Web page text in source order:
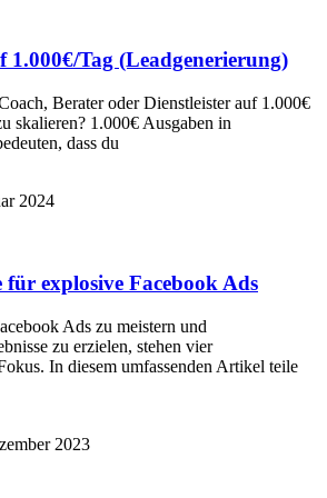
1.000€/Tag (Leadgenerierung)
Berater oder Dienstleister auf 1.000€
skalieren? 1.000€ Ausgaben in
dass du
2024
für explosive Facebook Ads
Ads zu meistern und
zu erzielen, stehen vier
In diesem umfassenden Artikel teile
2023